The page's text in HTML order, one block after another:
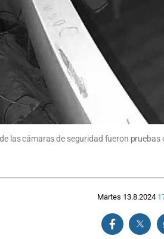
las cámaras de seguridad fueron pruebas
Martes 13.8.2024